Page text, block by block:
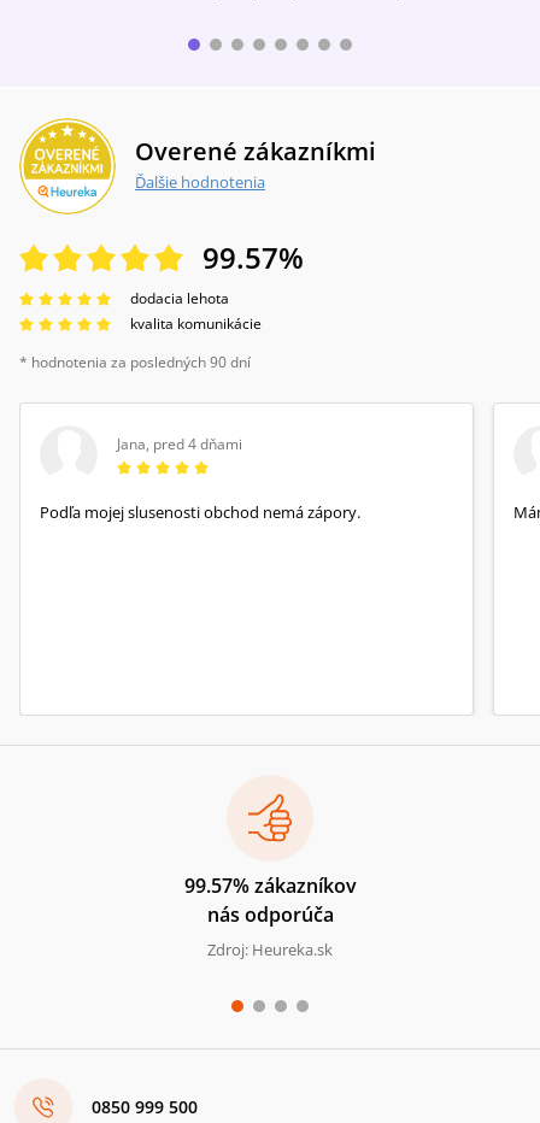
Overené zákazníkmi
Ďalšie hodnotenia
99.57%
dodacia lehota
kvalita komunikácie
* hodnotenia za posledných 90 dní
Jana, pred 4 dňami
Podľa mojej slusenosti obchod nemá zápory.
99.57% zákazníkov
nás odporúča
Zdroj: Heureka.sk
0850 999 500